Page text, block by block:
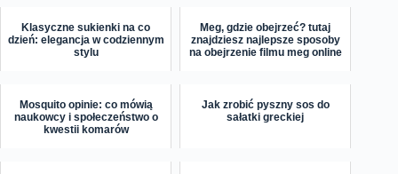
Klasyczne sukienki na co
dzień: elegancja w codziennym
stylu
Meg, gdzie obejrzeć? tutaj
znajdziesz najlepsze sposoby
na obejrzenie filmu meg online
Mosquito opinie: co mówią
naukowcy i społeczeństwo o
kwestii komarów
Jak zrobić pyszny sos do
sałatki greckiej